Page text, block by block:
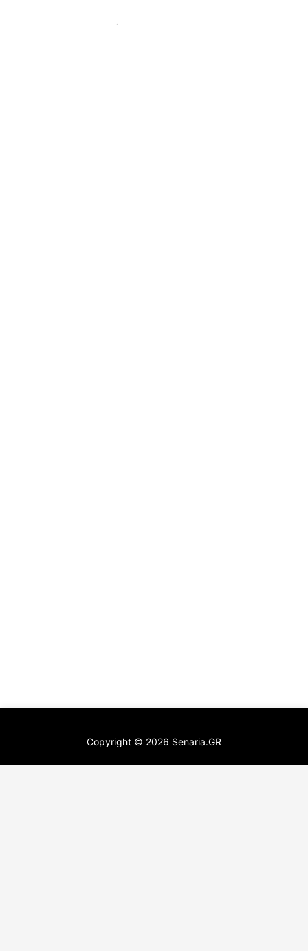
Copyright © 2026 Senaria.GR